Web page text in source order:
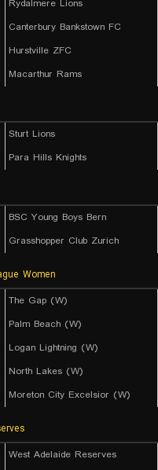
Rydalmere Lions
Canterbury Bankstown FC
Hurstville ZFC
Macarthur Rams
Sturt Lions
Para Hills Knights
BSC Young Boys Bern
Grasshopper Club Zurich
Women
The Gap (W)
Palm Beach (W)
Logan Lightning (W)
North Lakes (W)
Moreton City Excelsior (W)
West Adelaide Reserves